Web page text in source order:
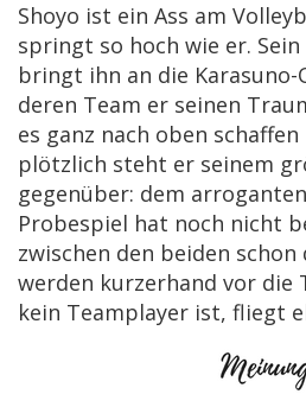
Shoyo ist ein Ass am
springt so hoch wie er.
bringt ihn an die
deren Team er seinen
es ganz nach oben
plötzlich steht er seinem
gegenüber: dem
Probespiel hat noch nicht
zwischen den beiden schon
werden kurzerhand vor die
kein Teamplayer ist, fliegt